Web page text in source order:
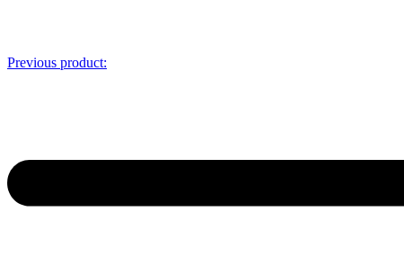
Previous product: